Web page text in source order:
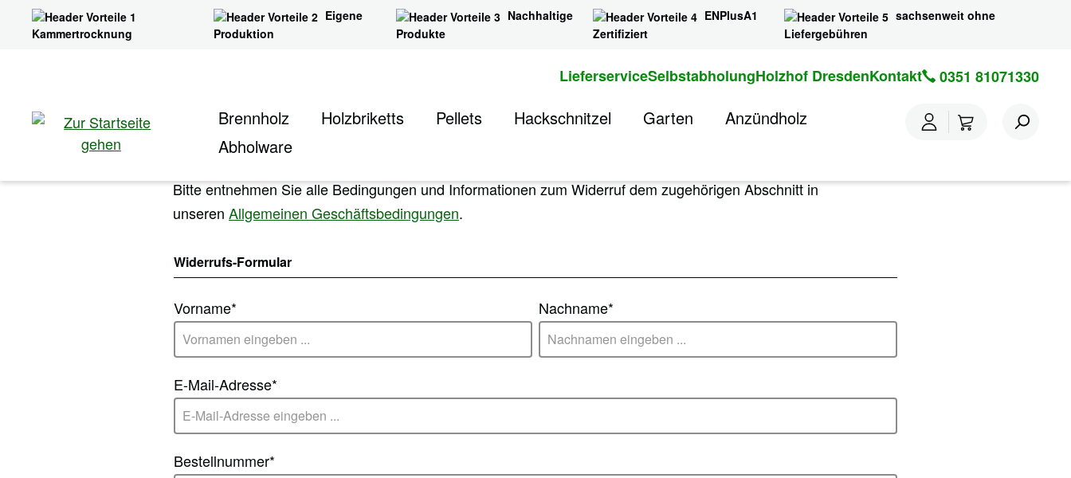
Zur Suche springen
Kammertrocknung
Eigene
Produktion
Nachhaltige
Produkte
ENPlusA1
Zertifiziert
sachsenweit ohne
Liefergebühren
LieferserviceSelbstabholungHolzhof DresdenKontakt 0351 81071330
Brennholz Holzbriketts Pellets Hackschnitzel Garten
Anzündholz
Abholware
Home Rechtliches Bestellung widerrufen
Widerruf
Bitte entnehmen Sie alle Bedingungen und Informationen zum Widerruf dem zugehörigen Abschnitt in
unseren Allgemeinen Geschäftsbedingungen.
Widerrufs-Formular
Vorname* Nachname*
E-Mail-Adresse*
Bestellnummer*